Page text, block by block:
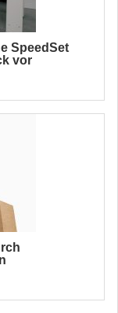
SpeedSet
vor